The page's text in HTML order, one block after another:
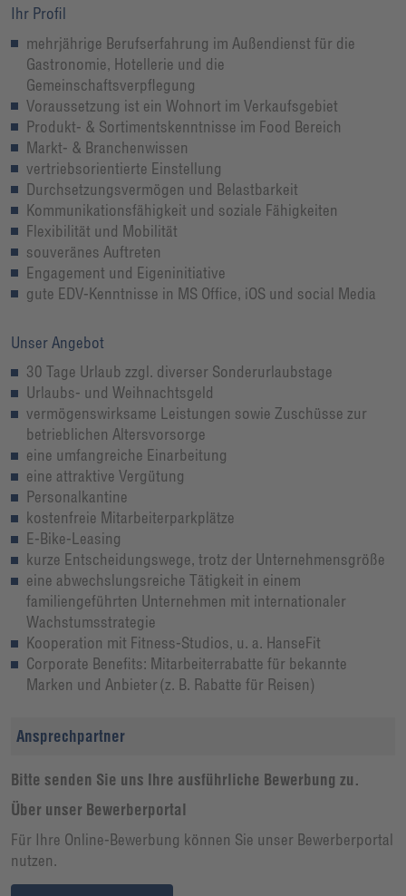
Ihr Profil
mehrjährige Berufserfahrung im Außendienst für die
Gastronomie, Hotellerie und die
Gemeinschaftsverpflegung
Voraussetzung ist ein Wohnort im Verkaufsgebiet
Produkt- & Sortimentskenntnisse im Food Bereich
Markt- & Branchenwissen
vertriebsorientierte Einstellung
Durchsetzungsvermögen und Belastbarkeit
Kommunikationsfähigkeit und soziale Fähigkeiten
Flexibilität und Mobilität
souveränes Auftreten
Engagement und Eigeninitiative
gute EDV-Kenntnisse in MS Office, iOS und social Media
Unser Angebot
30 Tage Urlaub zzgl. diverser Sonderurlaubstage
Urlaubs- und Weihnachtsgeld
vermögenswirksame Leistungen sowie Zuschüsse zur
betrieblichen Altersvorsorge
eine umfangreiche Einarbeitung
eine attraktive Vergütung
Personalkantine
kostenfreie Mitarbeiterparkplätze
E-Bike-Leasing
kurze Entscheidungswege, trotz der Unternehmensgröße
eine abwechslungsreiche Tätigkeit in einem
familiengeführten Unternehmen mit internationaler
Wachstumsstrategie
Kooperation mit Fitness-Studios, u. a. HanseFit
Corporate Benefits: Mitarbeiterrabatte für bekannte
Marken und Anbieter (z. B. Rabatte für Reisen)
Ansprechpartner
Bitte senden Sie uns Ihre ausführliche Bewerbung zu.
Über unser Bewerberportal
Für Ihre Online-Bewerbung können Sie unser Bewerberportal
nutzen.